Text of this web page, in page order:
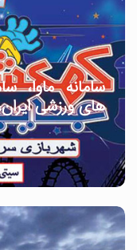
سامانه ماوا،
های ورزشی